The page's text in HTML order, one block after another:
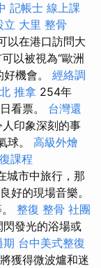
記帳士 線上課
立 大里 整骨
以在港口訪問大
以被視為“歐洲
機會。 經絡調
推拿 254年
看票。 台灣還
印象深刻的事
球。 高級外燴
課程
城市中旅行，那
好的現場音樂。
整復 整骨 社團
發光的浴場或
期 台中美式整復
獲得微波爐和迷